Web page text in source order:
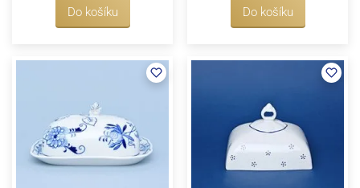
Do košíku Do košíku